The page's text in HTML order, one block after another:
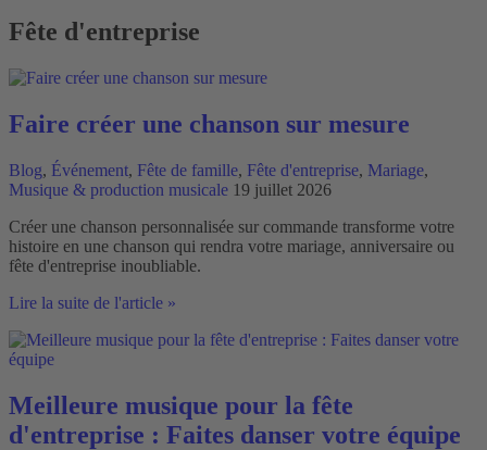
Fête d'entreprise
Faire créer une chanson sur mesure
Blog, Événement, Fête de famille, Fête d'entreprise, Mariage,
Musique & production musicale 19 juillet 2026
Créer une chanson personnalisée sur commande transforme votre
histoire en une chanson qui rendra votre mariage, anniversaire ou
fête d'entreprise inoubliable.
Faire
une
chanson
mesure
Lire la suite de l'article »
Meilleure musique pour la fête
d'entreprise : Faites danser votre équipe